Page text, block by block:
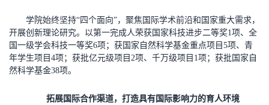
学院始终坚持“四个面向”，聚焦国际学术前沿和国家重大需求，
开展创新理论研究。以第一完成人荣获国家科技进步二等奖1项、全
国一级学会科技一等奖6项；获国家自然科学基金重点项目5项、青
年学生项目4项；获批亿元级项目2项、千万级项目1项；获批国家自
然科学基金38项。
拓展国际合作渠道，打造具有国际影响力的育人环境